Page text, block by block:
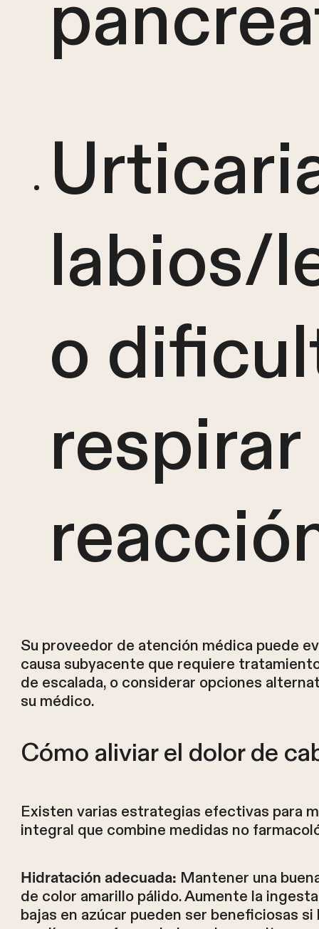
labios/
o
Su proveedor de atención médica puede
causa subyacente que requiere
de escalada, o considerar opciones
su médico.
Cómo aliviar el dolor de
Existen varias estrategias efectivas para
integral que combine medidas no
Hidratación adecuada: Mantener una
de color amarillo pálido. Aumente la
bajas en azúcar pueden ser beneficiosas